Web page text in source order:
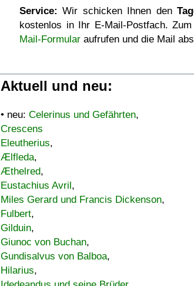
Service: Wir schicken Ihnen den
kostenlos in Ihr E-Mail-Postfach.
Mail-Formular aufrufen und die Mail
Aktuell und neu:
• neu: Celerinus und Gefährten,
Crescens
Eleutherius,
Ælfleda,
Æthelred,
Eustachius Avril,
Miles Gerard und Francis Dickenson,
Fulbert,
Gilduin,
Giunoc von Buchan,
Gundisalvus von Balboa,
Hilarius,